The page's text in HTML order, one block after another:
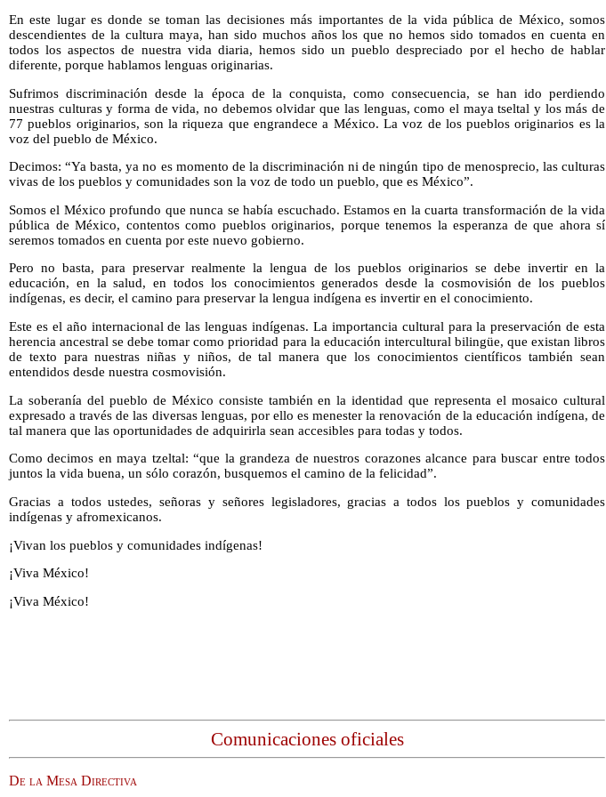
En este lugar es donde se toman las decisiones más importantes de la vida pública de México, somos
descendientes de la cultura maya, han sido muchos años los que no hemos sido tomados en cuenta en
todos los aspectos de nuestra vida diaria, hemos sido un pueblo despreciado por el hecho de hablar
diferente, porque hablamos lenguas originarias.
Sufrimos discriminación desde la época de la conquista, como consecuencia, se han ido perdiendo
nuestras culturas y forma de vida, no debemos olvidar que las lenguas, como el maya tseltal y los más de
77 pueblos originarios, son la riqueza que engrandece a México. La voz de los pueblos originarios es la
voz del pueblo de México.
Decimos: “Ya basta, ya no es momento de la discriminación ni de ningún tipo de menosprecio, las culturas
vivas de los pueblos y comunidades son la voz de todo un pueblo, que es México”.
Somos el México profundo que nunca se había escuchado. Estamos en la cuarta transformación de la vida
pública de México, contentos como pueblos originarios, porque tenemos la esperanza de que ahora sí
seremos tomados en cuenta por este nuevo gobierno.
Pero no basta, para preservar realmente la lengua de los pueblos originarios se debe invertir en la
educación, en la salud, en todos los conocimientos generados desde la cosmovisión de los pueblos
indígenas, es decir, el camino para preservar la lengua indígena es invertir en el conocimiento.
Este es el año internacional de las lenguas indígenas. La importancia cultural para la preservación de esta
herencia ancestral se debe tomar como prioridad para la educación intercultural bilingüe, que existan libros
de texto para nuestras niñas y niños, de tal manera que los conocimientos científicos también sean
entendidos desde nuestra cosmovisión.
La soberanía del pueblo de México consiste también en la identidad que representa el mosaico cultural
expresado a través de las diversas lenguas, por ello es menester la renovación de la educación indígena, de
tal manera que las oportunidades de adquirirla sean accesibles para todas y todos.
Como decimos en maya tzeltal: “que la grandeza de nuestros corazones alcance para buscar entre todos
juntos la vida buena, un sólo corazón, busquemos el camino de la felicidad”.
Gracias a todos ustedes, señoras y señores legisladores, gracias a todos los pueblos y comunidades
indígenas y afromexicanos.
¡Vivan los pueblos y comunidades indígenas!
¡Viva México!
¡Viva México!
Comunicaciones oficiales
De la Mesa Directiva